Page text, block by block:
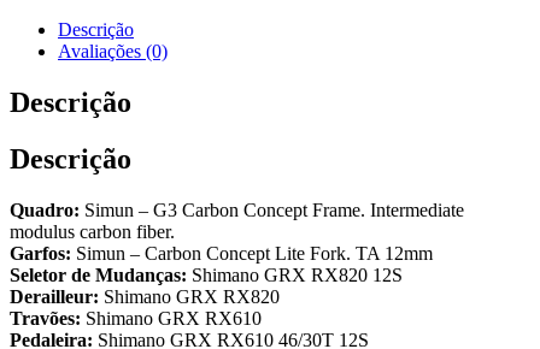
Descrição
Avaliações (0)
Descrição
Descrição
Quadro: Simun – G3 Carbon Concept Frame. Intermediate
modulus carbon fiber.
Garfos: Simun – Carbon Concept Lite Fork. TA 12mm
Seletor de Mudanças: Shimano GRX RX820 12S
Derailleur: Shimano GRX RX820
Travões: Shimano GRX RX610
Pedaleira: Shimano GRX RX610 46/30T 12S